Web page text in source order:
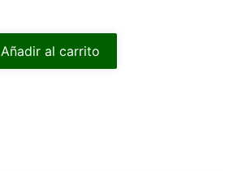
Añadir al carrito